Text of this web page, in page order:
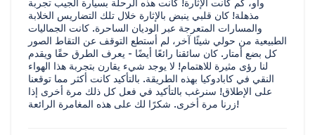
واو، كم كانت الإثارة! كانت هذه الرحلة بسيارة الجيب تجربة
مذهلة! كان قلبي ينبض بالإثارة خلال تلك التضاريس الخلابة
والمسارات المتعرجة عبر الوديان الساحرة. كانت الجماليات
الطبيعية من حولي شيئًا آخر، لم أستطع التوقف عن التقاط الصور
كل بضع أمتار. كان سائقنا رائعًا أيضًا - يعرف الطرق حقًا ويقدم
لنا رؤى مثيرة للاهتمام! لا يوجد شيء يقارن بتجربة هذا الهواء
النقي في كابادوكيا بهذه الطريقة. بالتأكيد كانت أكثر مما توقعنا
على الإطلاق! سنرغب بالتأكيد في فعل كل ذلك مرة أخرى إذا
زرنا مرة أخرى. شكرًا لك على هذه المغامرة الرائعة!